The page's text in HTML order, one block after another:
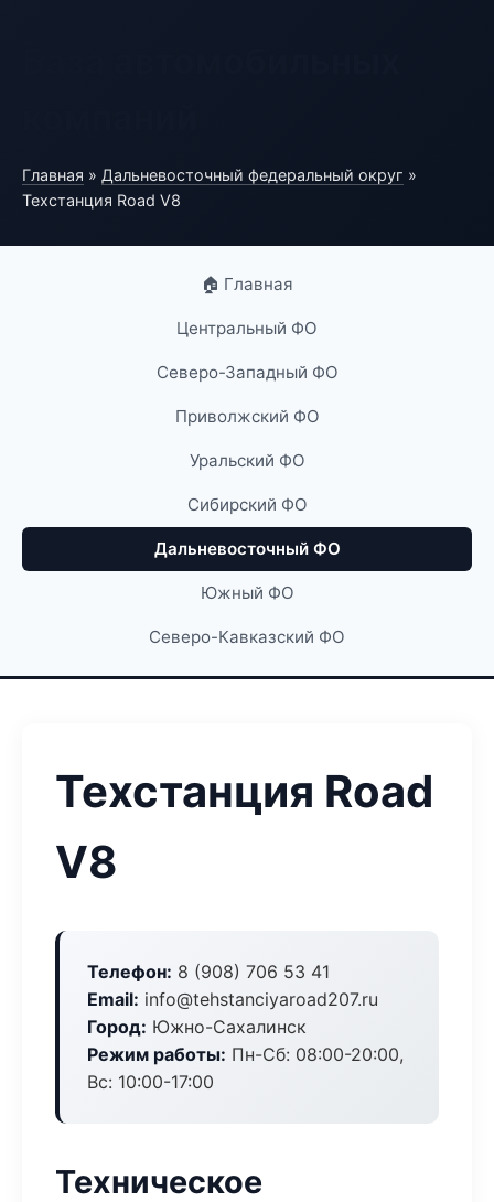
Главная » Дальневосточный федеральный округ »
Техстанция Road V8
🏠 Главная
Центральный ФО
Северо-Западный ФО
Приволжский ФО
Уральский ФО
Сибирский ФО
Дальневосточный ФО
Южный ФО
Северо-Кавказский ФО
Техстанция Road
V8
Телефон: 8 (908) 706 53 41
Email: info@tehstanciyaroad207.ru
Город: Южно-Сахалинск
Режим работы: Пн-Сб: 08:00-20:00,
Вс: 10:00-17:00
Техническое